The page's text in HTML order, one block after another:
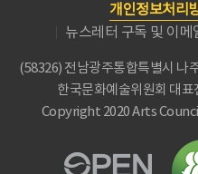
개인정보처리
뉴스레터 구독 및 이
(58326) 전남광주통합특별시 나
한국문화예술위원회 대표
Copyright 2020 Arts